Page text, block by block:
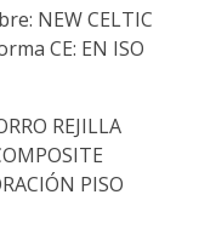
NEW CELTIC
CE: EN ISO
REJILLA
PISO